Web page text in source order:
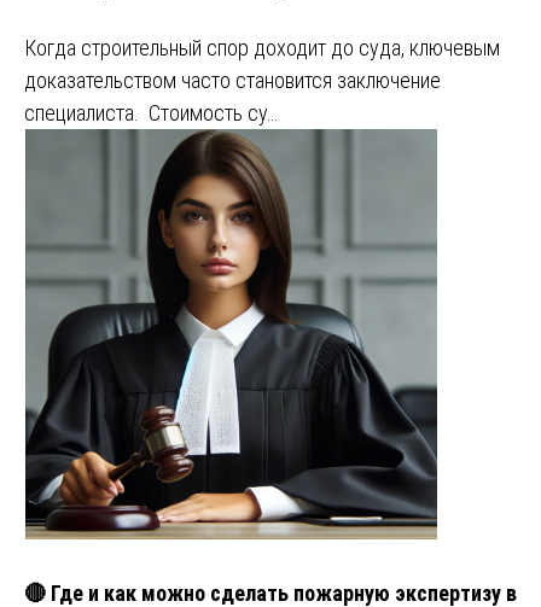
Когда строительный спор доходит до суда, ключевым
доказательством часто становится заключение
специалиста. Стоимость су…
🔴 Где и как можно сделать пожарную экспертизу в